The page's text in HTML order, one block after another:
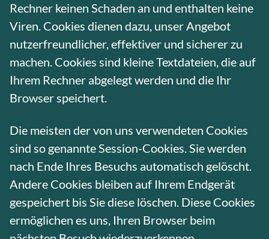
Rechner keinen Schaden an und enthalten keine
Viren. Cookies dienen dazu, unser Angebot
nutzerfreundlicher, effektiver und sicherer zu
machen. Cookies sind kleine Textdateien, die auf
Ihrem Rechner abgelegt werden und die Ihr
Browser speichert.
Die meisten der von uns verwendeten Cookies
sind so genannte Session-Cookies. Sie werden
nach Ende Ihres Besuchs automatisch gelöscht.
Andere Cookies bleiben auf Ihrem Endgerät
gespeichert bis Sie diese löschen. Diese Cookies
ermöglichen es uns, Ihren Browser beim